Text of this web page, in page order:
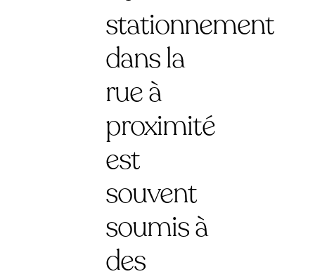
stationnement
dans la
rue à
proximité
est
souvent
soumis à
des